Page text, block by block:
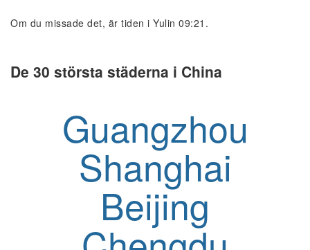
Om du missade det, är tiden i Yulin 09:21.
De 30 största städerna i China
Guangzhou
Shanghai
Beijing